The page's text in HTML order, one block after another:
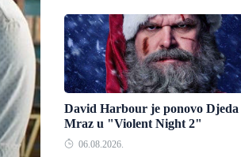
David Harbour je ponovo Djeda
Mraz u "Violent Night 2"
06.08.2026.